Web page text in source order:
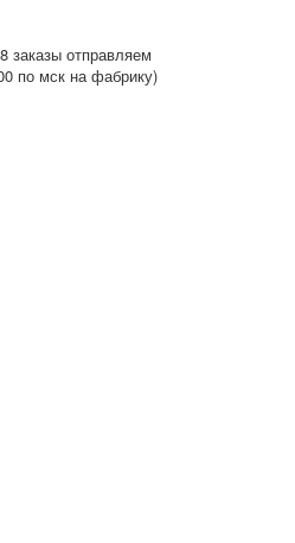
заказы отправляем
по мск на фабрику)